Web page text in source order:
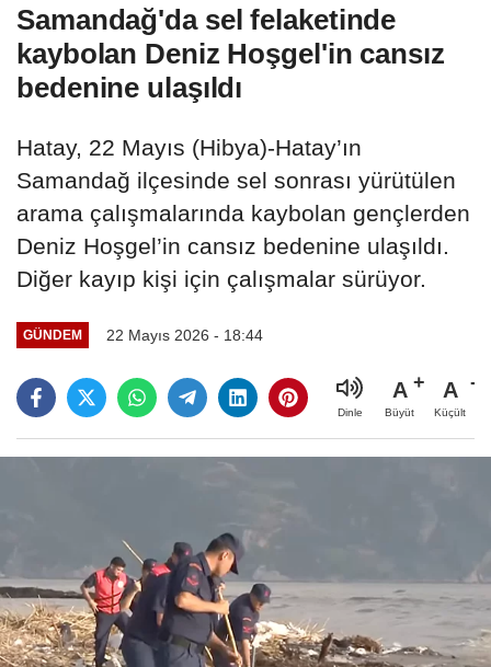
Samandağ'da sel felaketinde
kaybolan Deniz Hoşgel'in cansız
bedenine ulaşıldı
Hatay, 22 Mayıs (Hibya)-Hatay’ın
Samandağ ilçesinde sel sonrası yürütülen
arama çalışmalarında kaybolan gençlerden
Deniz Hoşgel’in cansız bedenine ulaşıldı.
Diğer kayıp kişi için çalışmalar sürüyor.
GÜNDEM 22 Mayıs 2026 - 18:44
Dinle
A
Büyüt
A
Küçült